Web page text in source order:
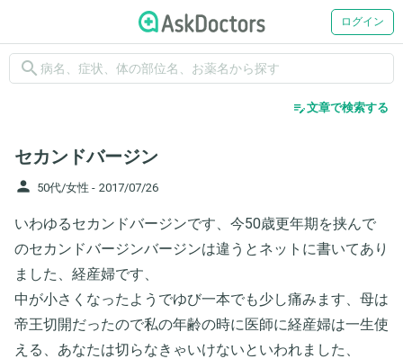
ログイン
search
edit_note文章で検索する
セカンドバージン
person 50代/女性 - 2017/07/26
いわゆるセカンドバージンです、今50歳更年期を挟んで
のセカンドバージンバージンは違うとネットに書いてあり
ました、経産婦です、
中が小さくなったようでゆび一本でも少し痛みます、母は
帝王切開だったので私の年齢の時に医師に経産婦は一生使
える、あなたは切らなきゃいけないといわれました、